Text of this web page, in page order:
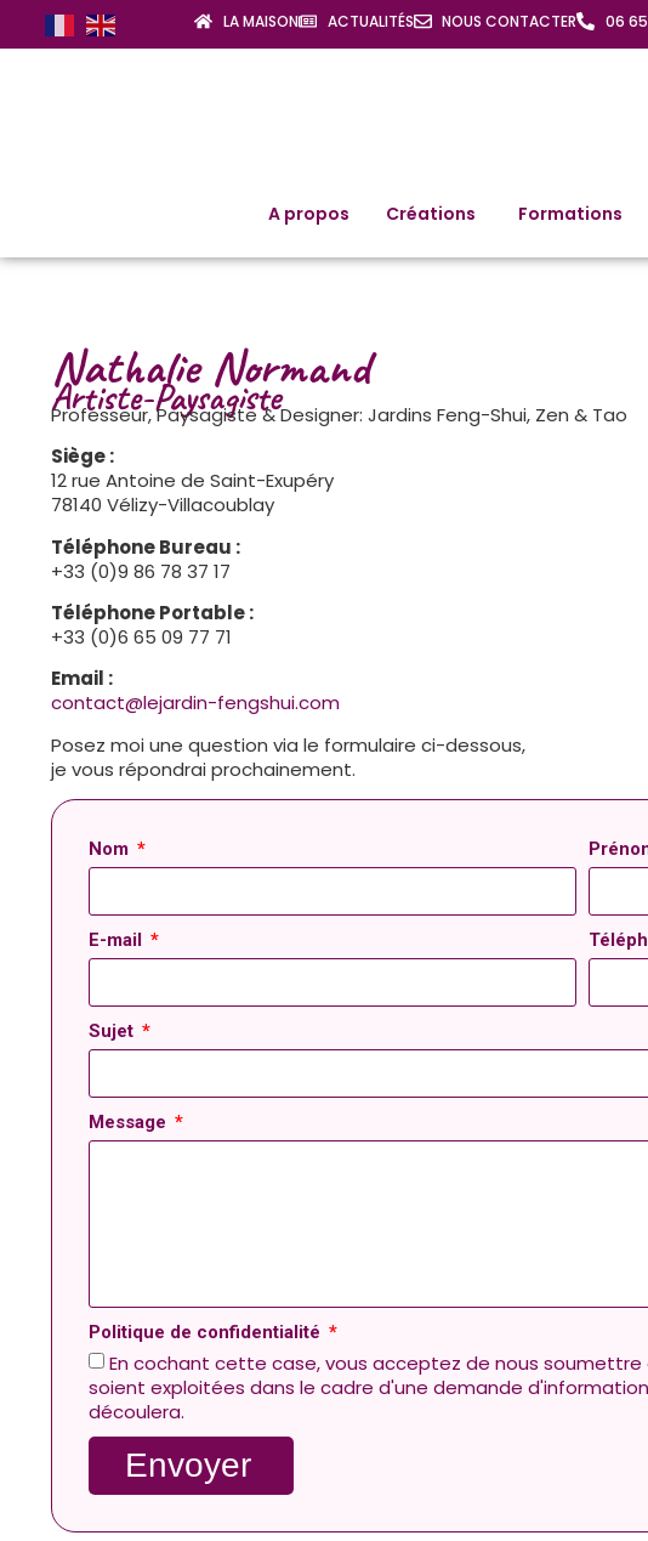
LA MAISON ACTUALITÉS NOUS CONTACTER 06
A propos Créations Formations
Nathalie Normand
Artiste-Paysagiste
Professeur, Paysagiste & Designer: Jardins Feng-Shui, Zen & Tao
Siège :
12 rue Antoine de Saint-Exupéry
78140 Vélizy-Villacoublay
Téléphone Bureau :
+33 (0)9 86 78 37 17
Téléphone Portable :
+33 (0)6 65 09 77 71
Email :
contact@lejardin-fengshui.com
Posez moi une question via le formulaire ci-dessous,
je vous répondrai prochainement.
Nom
E-mail
Sujet
Message
Politique de confidentialité
En cochant cette case, vous acceptez de nous
soient exploitées dans le cadre d'une demande
découlera.
Envoyer